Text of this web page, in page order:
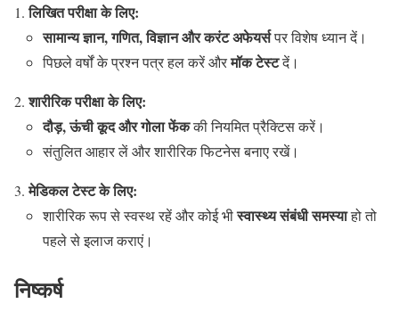
लिखित परीक्षा के लिए:
सामान्य ज्ञान, गणित, विज्ञान और करंट अफेयर्सपर विशेष ध्यान दें।
पिछले वर्षों के प्रश्न पत्र हल करें औरमॉक टेस्टदें।
शारीरिक परीक्षा के लिए:
दौड़, ऊंची कूद और गोला फेंककी नियमित प्रैक्टिस करें।
संतुलित आहार लें और शारीरिक फिटनेस बनाए रखें।
मेडिकल टेस्ट के लिए:
शारीरिक रूप से स्वस्थ रहें और कोई भीस्वास्थ्य संबंधी समस्याहो तो
पहले से इलाज कराएं।
निष्कर्ष